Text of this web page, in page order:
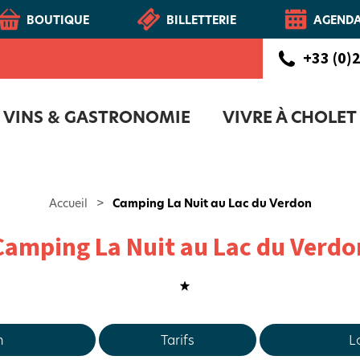
BOUTIQUE BILLETTERIE
+33
VINS & GASTRONOMIE VIVRE À CHOLET
Accueil > Camping La Nuit au Lac du Verdon
La Nuit au Lac du
Tarifs